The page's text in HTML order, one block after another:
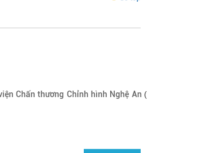
Chấn thương Chỉnh hình Nghệ An (